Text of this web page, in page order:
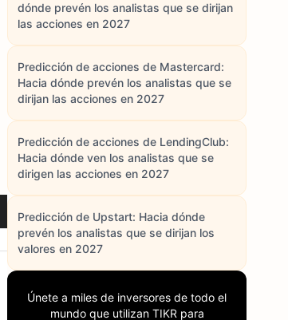
dónde prevén los analistas que se dirijan
las acciones en 2027
Predicción de acciones de Mastercard:
Hacia dónde prevén los analistas que se
dirijan las acciones en 2027
Predicción de acciones de LendingClub:
Hacia dónde ven los analistas que se
dirigen las acciones en 2027
Predicción de Upstart: Hacia dónde
prevén los analistas que se dirijan los
valores en 2027
Únete a miles de inversores de todo el
mundo que utilizan TIKR para